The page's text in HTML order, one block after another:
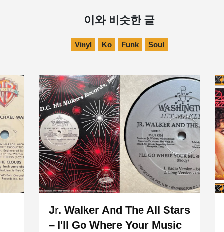
이와 비슷한 글
Vinyl Ko Funk Soul
Jr. Walker And The All Stars
– I'll Go Where Your Music